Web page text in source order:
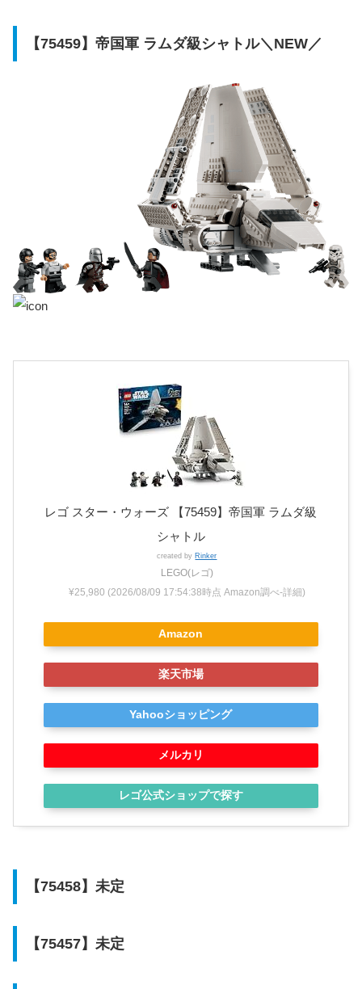
未定
18歳～ 1544
10歳～ 1453
オフワールド サンドクローラー
14歳～ 1683 6
ジャバの宮殿
セントリー・ドロイド対決
415 2
【75459】帝国軍 ラムダ級シャトル＼NEW／
レゴ スター・ウォーズ 【75459】帝国軍 ラムダ級
シャトル
created by Rinker
LEGO(レゴ)
¥25,980 (2026/08/09 17:54:38時点 Amazon調べ-詳細)
Amazon
楽天市場
Yahooショッピング
メルカリ
レゴ公式ショップで探す
【75458】未定
【75457】未定